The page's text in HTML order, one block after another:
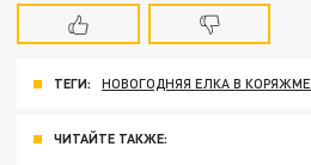
ТЕГИ: НОВОГОДНЯЯ ЕЛКА В КОРЯЖМЕ
ЧИТАЙТЕ ТАКЖЕ: